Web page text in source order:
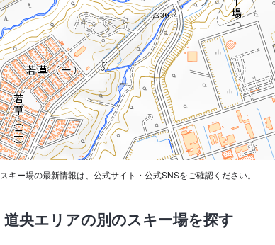
スキー場の最新情報は、公式サイト・公式SNSをご確認ください。
道央エリアの別のスキー場を探す